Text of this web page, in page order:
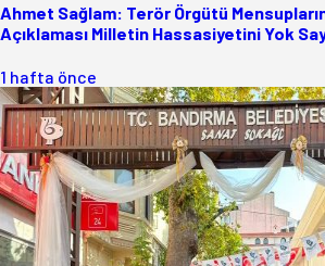
Ahmet Sağlam: Terör Örgütü
Açıklaması Milletin Hassasiyetini Yok
1 hafta önce